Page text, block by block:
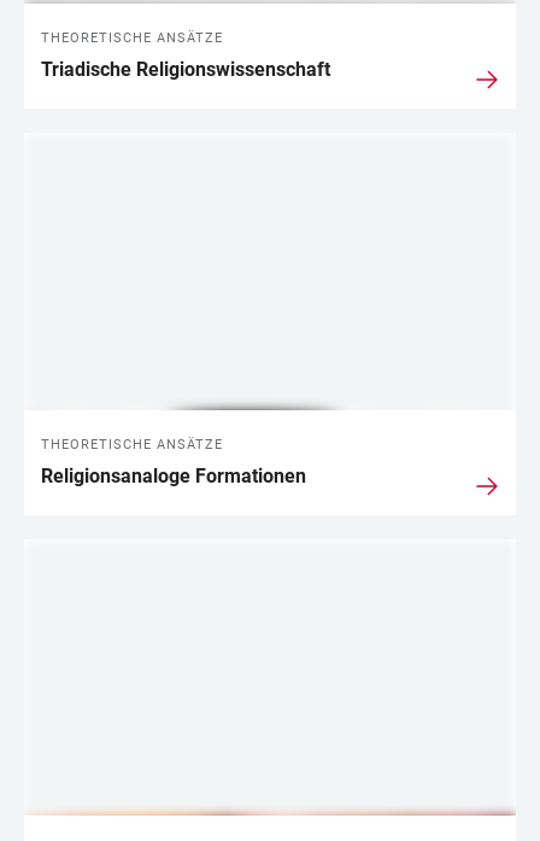
THEORETISCHE ANSÄTZE
Triadische Religionswissenschaft
THEORETISCHE ANSÄTZE
Religionsanaloge Formationen